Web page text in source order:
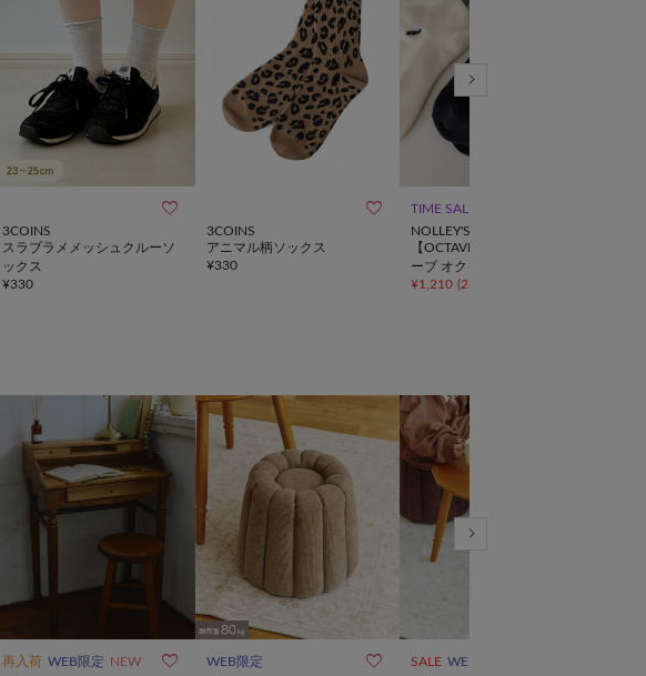

3COINS
スラブラメメッシュクルーソ
ックス
¥330

3COINS
アニマル柄ソックス
¥330
TIME SALE
NOLLEY'S
【OCTAVE OCTAVE/オクタ
ーブ オクターブ】別注クジ
ラショートソックス
¥1,210 (26%OFF
再入荷 WEB限定 NEW  WEB限定  SALE WEB限定